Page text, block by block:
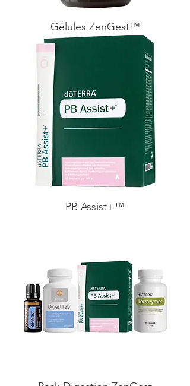
Gélules ZenGest™
PB Assist+™